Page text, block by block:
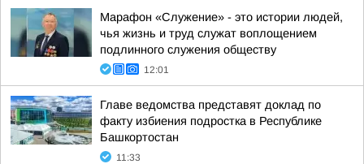
Марафон «Служение» - это истории людей,
чья жизнь и труд служат воплощением
подлинного служения обществу
12:01
Главе ведомства представят доклад по
факту избиения подростка в Республике
Башкортостан
11:33